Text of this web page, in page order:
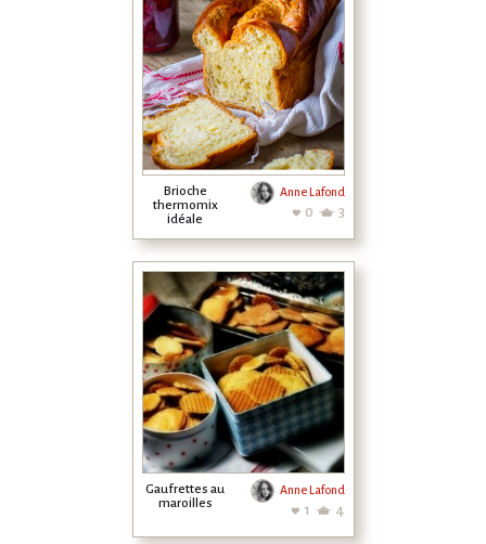
Brioche
thermomix
idéale
Anne Lafond
0 3
Gaufrettes au
maroilles
Anne Lafond
1 4